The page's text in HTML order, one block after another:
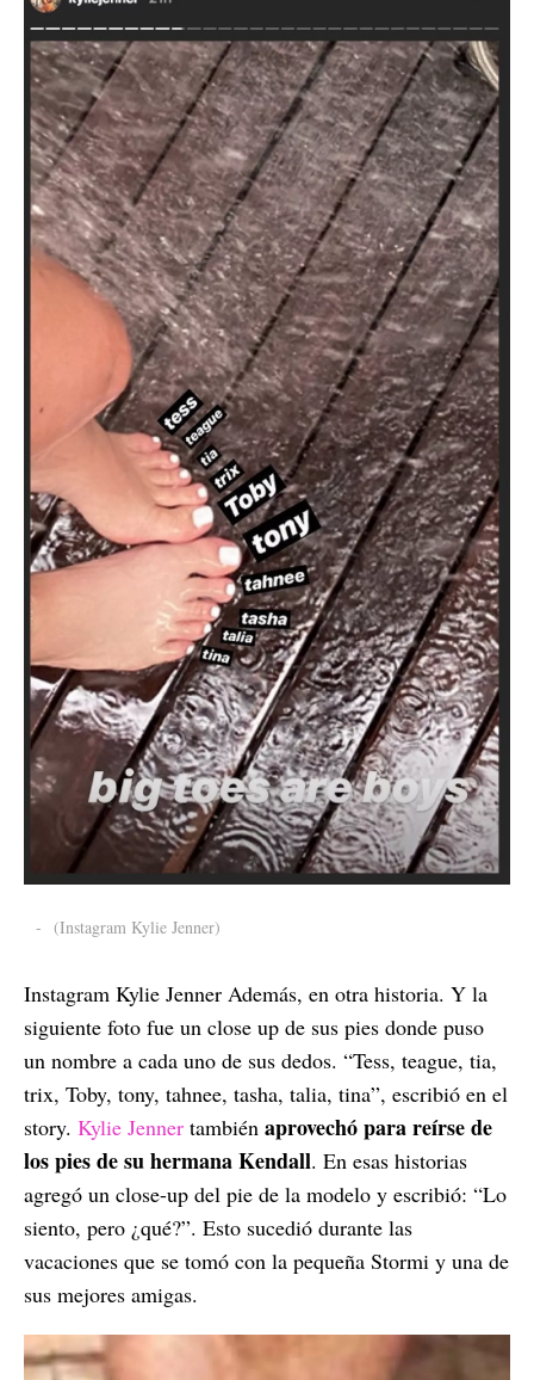
- (Instagram Kylie Jenner)
Instagram Kylie Jenner Además, en otra historia. Y la
siguiente foto fue un close up de sus pies donde puso
un nombre a cada uno de sus dedos. “Tess, teague, tia,
trix, Toby, tony, tahnee, tasha, talia, tina”, escribió en el
story. Kylie Jenner también aprovechó para reírse de
los pies de su hermana Kendall. En esas historias
agregó un close-up del pie de la modelo y escribió: “Lo
siento, pero ¿qué?”. Esto sucedió durante las
vacaciones que se tomó con la pequeña Stormi y una de
sus mejores amigas.